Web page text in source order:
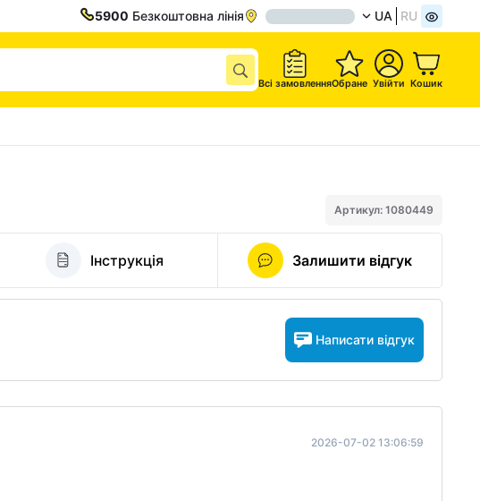
5900 Безкоштовна лінія UA RU
Всі замовленняОбране Увійти Кошик
Артикул: 1080449
Інструкція Залишити відгук
Написати відгук
2026-07-02 13:06:59